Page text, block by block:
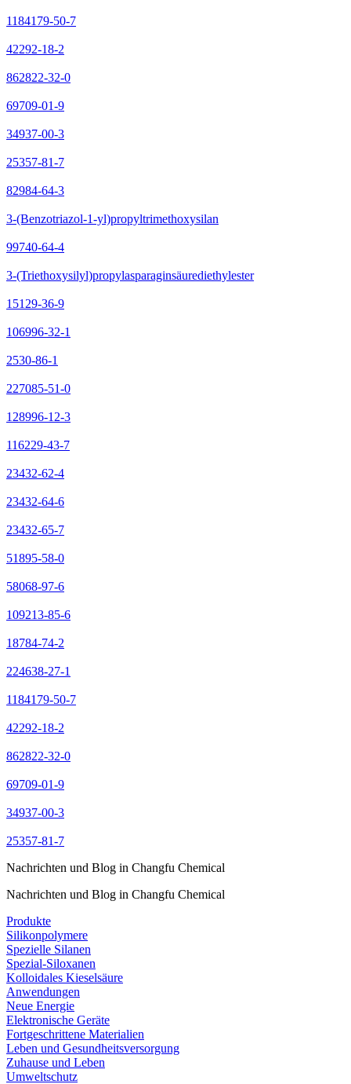
1184179-50-7
42292-18-2
862822-32-0
69709-01-9
34937-00-3
25357-81-7
82984-64-3
3-(Benzotriazol-1-yl)propyltrimethoxysilan
99740-64-4
3-(Triethoxysilyl)propylasparaginsäurediethylester
15129-36-9
106996-32-1
2530-86-1
227085-51-0
128996-12-3
116229-43-7
23432-62-4
23432-64-6
23432-65-7
51895-58-0
58068-97-6
109213-85-6
18784-74-2
224638-27-1
1184179-50-7
42292-18-2
862822-32-0
69709-01-9
34937-00-3
25357-81-7
Nachrichten und Blog in Changfu Chemical
Nachrichten und Blog in Changfu Chemical
Produkte
Silikonpolymere
Spezielle Silanen
Spezial-Siloxanen
Kolloidales Kieselsäure
Anwendungen
Neue Energie
Elektronische Geräte
Fortgeschrittene Materialien
Leben und Gesundheitsversorgung
Zuhause und Leben
Umweltschutz